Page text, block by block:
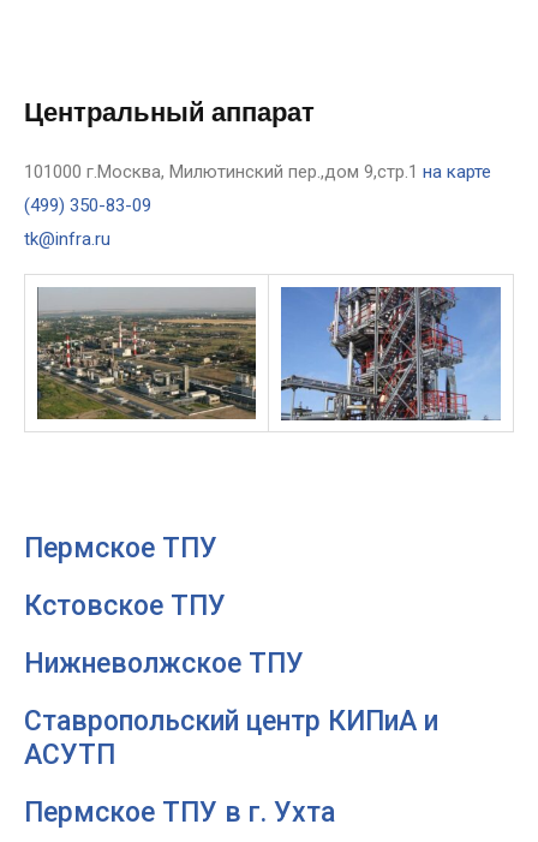
Центральный аппарат
101000 г.Москва, Милютинский пер.,дом 9,стр.1 на карте
(499) 350-83-09
tk@infra.ru
Пермское ТПУ
Кстовское ТПУ
Нижневолжское ТПУ
Ставропольский центр КИПиА и
АСУТП
Пермское ТПУ в г. Ухта